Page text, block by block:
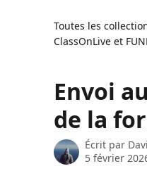
Toutes les
ClassOnLive et
Envoi
de la
Écrit par
5 février